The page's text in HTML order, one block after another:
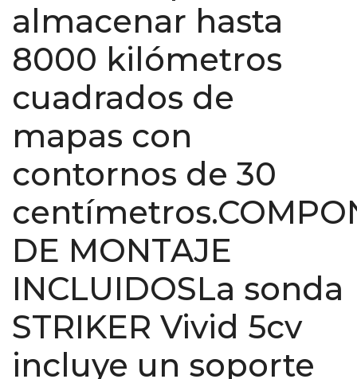
almacenar hasta
8000 kilómetros
cuadrados de
mapas con
contornos de 30
DE MONTAJE
INCLUIDOSLa sonda
STRIKER Vivid 5cv
incluye un soporte